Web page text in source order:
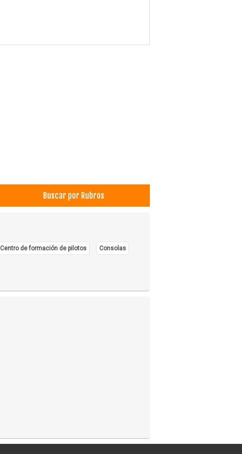
Buscar por Rubros
Centro de formación de pilotos Consolas